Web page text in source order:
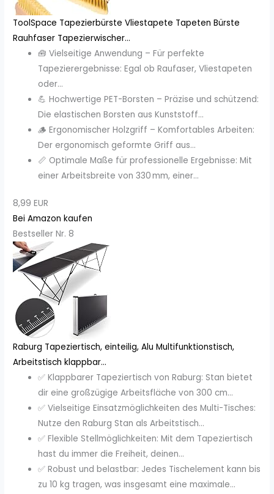
ToolSpace Tapezierbürste Vliestapete Tapeten Bürste
Rauhfaser Tapezierwischer...
🧰 Vielseitige Anwendung – Für perfekte
Tapezierergebnisse: Egal ob Raufaser, Vliestapeten
oder...
💪 Hochwertige PET-Borsten – Präzise und schützend:
Die elastischen Borsten aus Kunststoff...
🪵 Ergonomischer Holzgriff – Komfortables Arbeiten:
Der ergonomisch geformte Griff aus...
📏 Optimale Maße für professionelle Ergebnisse: Mit
einer Arbeitsbreite von 330 mm, einer...
8,99 EUR
Bei Amazon kaufen
Bestseller Nr. 8
Raburg Tapeziertisch, einteilig, Alu Multifunktionstisch,
Arbeitstisch klappbar...
✅ Klappbarer Tapeziertisch von Raburg: Stan bietet
dir eine großzügige Arbeitsfläche von 300 cm...
✅ Vielseitige Einsatzmöglichkeiten des Multi-Tisches:
Nutze den Raburg Stan als Arbeitstisch...
✅ Flexible Stellmöglichkeiten: Mit dem Tapeziertisch
hast du immer die Freiheit, deinen...
✅ Robust und belastbar: Jedes Tischelement kann bis
zu 10 kg tragen, was insgesamt eine maximale...